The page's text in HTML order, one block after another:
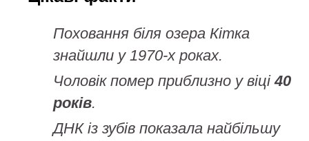
Поховання біля озера Кітка
знайшли у 1970-х роках.
Чоловік помер приблизно у віці40
років.
ДНК із зубів показала найбільшу